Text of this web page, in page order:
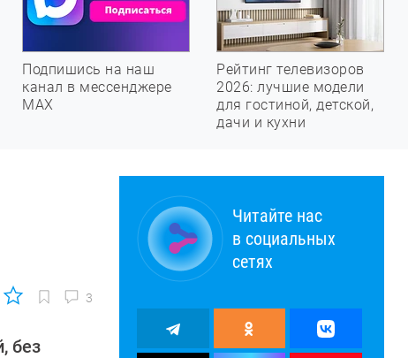
Подпишись на наш
канал в мессенджере
МАХ
Рейтинг телевизоров
2026: лучшие модели
для гостиной, детской,
дачи и кухни
3
без
Читайте нас
в социальных
сетях